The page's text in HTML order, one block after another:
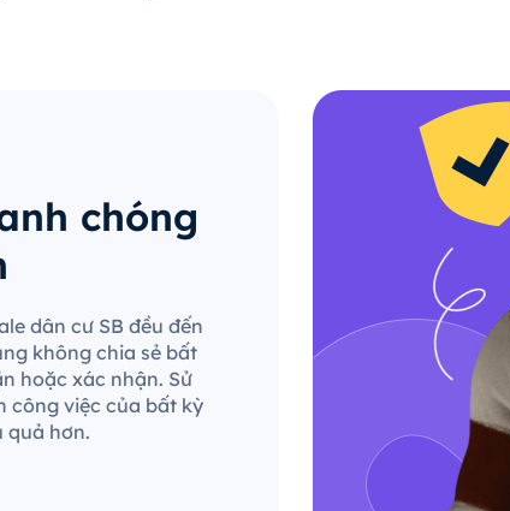
chóng
dân cư SB đều đến
không chia sẻ bất
hoặc xác nhận. Sử
công việc của bất kỳ
quả hơn.